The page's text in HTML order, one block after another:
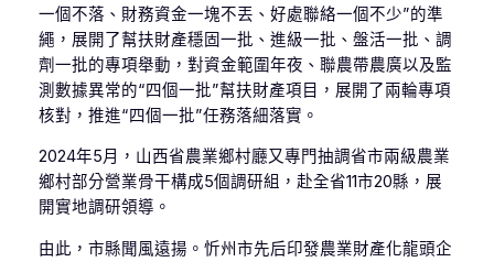
一個不落、財務資金一塊不丟、好處聯絡一個不少”的準
繩，展開了幫扶財產穩固一批、進級一批、盤活一批、調
劑一批的專項舉動，對資金範圍年夜、聯農帶農廣以及監
測數據異常的“四個一批”幫扶財產項目，展開了兩輪專項
核對，推進“四個一批”任務落細落實。
2024年5月，山西省農業鄉村廳又專門抽調省市兩級農業
鄉村部分營業骨干構成5個調研組，赴全省11市20縣，展
開實地調研領導。
由此，市縣聞風遠揚。忻州市先后印發農業財產化龍頭企